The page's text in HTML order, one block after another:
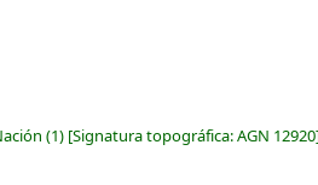
(1) Signatura topográfica:AGN 12920